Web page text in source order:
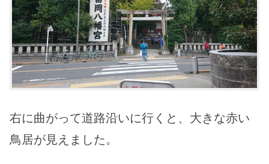
右に曲がって道路沿いに行くと、大きな赤い
鳥居が見えました。